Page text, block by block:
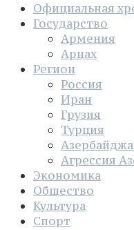
Официальная
Государство
Армения
Арцах
Регион
Россия
Иран
Грузия
Турция
Агрессия
Экономика
Общество
Культура
Спорт